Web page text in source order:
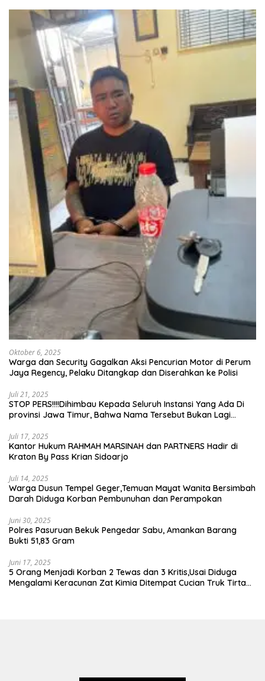
Oktober 6, 2025
Warga dan Security Gagalkan Aksi Pencurian Motor di Perum
Jaya Regency, Pelaku Ditangkap dan Diserahkan ke Polisi
Juli 21, 2025
STOP PERS!!!!Dihimbau Kepada Seluruh Instansi Yang Ada Di
provinsi Jawa Timur, Bahwa Nama Tersebut Bukan Lagi
Juli 17, 2025
Kantor Hukum RAHMAH MARSINAH dan PARTNERS Hadir di
Kraton By Pass Krian Sidoarjo
Juli 14, 2025
Warga Dusun Tempel Geger,Temuan Mayat Wanita Bersimbah
Darah Diduga Korban Pembunuhan dan Perampokan
Juni 30, 2025
Polres Pasuruan Bekuk Pengedar Sabu, Amankan Barang
Bukti 51,83 Gram
Juni 17, 2025
5 Orang Menjadi Korban 2 Tewas dan 3 Kritis,Usai Diduga
Mengalami Keracunan Zat Kimia Ditempat Cucian Truk Tirta